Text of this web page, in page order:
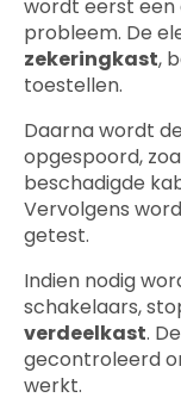
wordt eerst een
probleem. De
zekeringkast,
toestellen.
Daarna wordt
opgespoord,
beschadigde
Vervolgens
getest.
Indien nodig
schakelaars,
verdeelkast.
gecontroleerd
werkt.